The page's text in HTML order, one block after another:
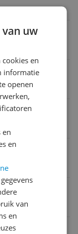
uw
en
informatie
openen
en
en
van
en